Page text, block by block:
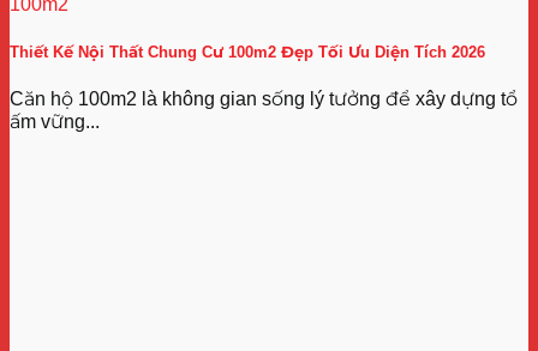
Thiết Kế Nội Thất Chung Cư 100m2 Đẹp Tối Ưu Diện Tích 2026
Căn hộ 100m2 là không gian sống lý tưởng để xây dựng tổ
ấm vững...